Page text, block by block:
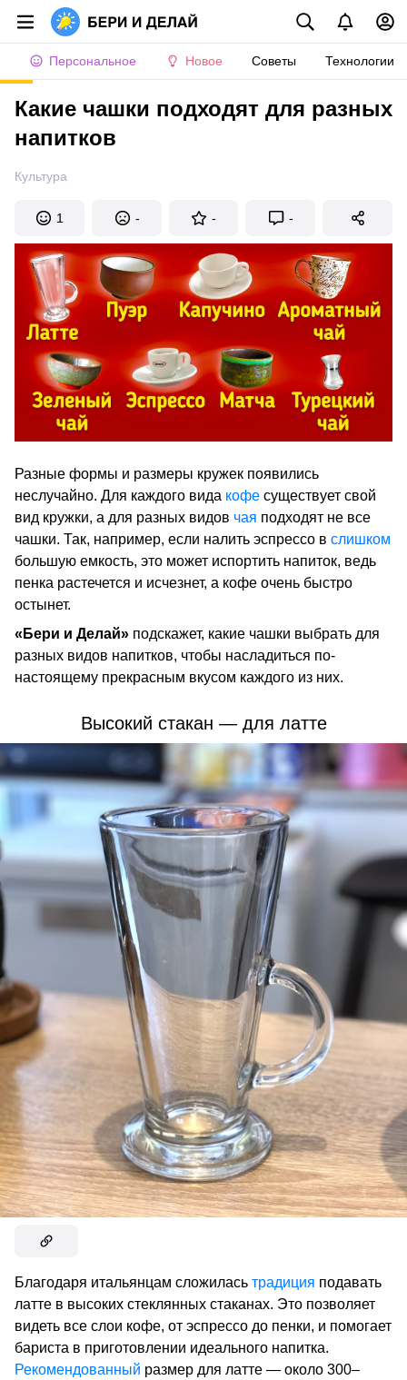
Персональное Новое Советы Технологии
Какие чашки подходят для разных
напитков
Культура
1 - - -
Разные формы и размеры кружек появились
неслучайно. Для каждого вида кофе существует свой
вид кружки, а для разных видов чая подходят не все
чашки. Так, например, если налить эспрессо в слишком
большую емкость, это может испортить напиток, ведь
пенка растечется и исчезнет, а кофе очень быстро
остынет.
«Бери и Делай» подскажет, какие чашки выбрать для
разных видов напитков, чтобы насладиться по-
настоящему прекрасным вкусом каждого из них.
Высокий стакан — для латте
Благодаря итальянцам сложилась традиция подавать
латте в высоких стеклянных стаканах. Это позволяет
видеть все слои кофе, от эспрессо до пенки, и помогает
бариста в приготовлении идеального напитка.
Рекомендованный размер для латте — около 300–